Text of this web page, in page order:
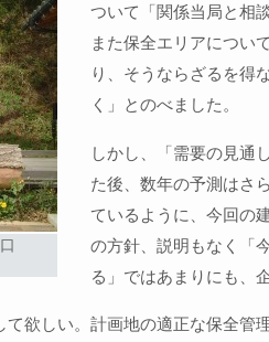
口
ついて「関係当局と相
また保全エリアについ
り、そうならざるを得
く」とのべました。
しかし、「需要の見通
た後、数年の予測はさ
ているように、今回の
の方針、説明もなく「
る」ではあまりにも、
欲しい。計画地の適正な保全管